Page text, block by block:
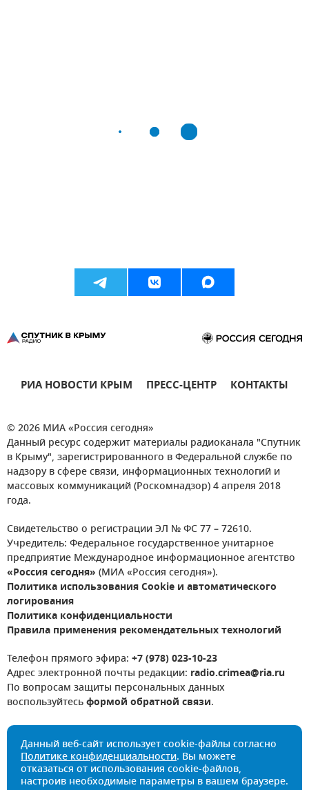
РИА НОВОСТИ КРЫМ ПРЕСС-ЦЕНТР КОНТАКТЫ
© 2026 МИА «Россия сегодня»
Данный ресурс содержит материалы радиоканала "Спутник
в Крыму", зарегистрированного в Федеральной службе по
надзору в сфере связи, информационных технологий и
массовых коммуникаций (Роскомнадзор) 4 апреля 2018
года.
Свидетельство о регистрации ЭЛ № ФС 77 – 72610.
Учредитель: Федеральное государственное унитарное
предприятие Международное информационное агентство
«Россия сегодня» (МИА «Россия сегодня»).
Политика использования Cookie и автоматического
логирования
Политика конфиденциальности
Правила применения рекомендательных технологий
Телефон прямого эфира: +7 (978) 023-10-23
Адрес электронной почты редакции: radio.crimea@ria.ru
По вопросам защиты персональных данных
воспользуйтесьформой обратной связи.
Данный веб-сайт использует cookie-файлы согласно
Политике конфиденциальности. Вы можете
отказаться от использования cookie-файлов,
настроив необходимые параметры в вашем браузере.